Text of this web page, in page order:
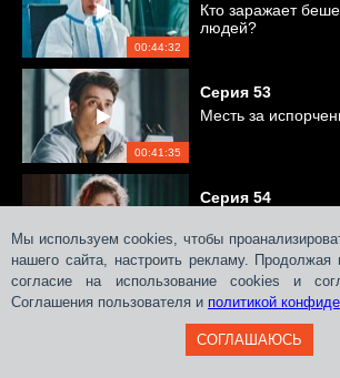
Мы используем cookies, чтобы
нашего сайта, настроить рекламу.
согласие на использование cookies и
Соглашения пользователя и политикой
СОГЛАШАЮСЬ
00:44:32
Кто заражает
людей?
00:41:35
Серия 53
Месть за
00:41:41
Серия 54
Серия55
Месть за